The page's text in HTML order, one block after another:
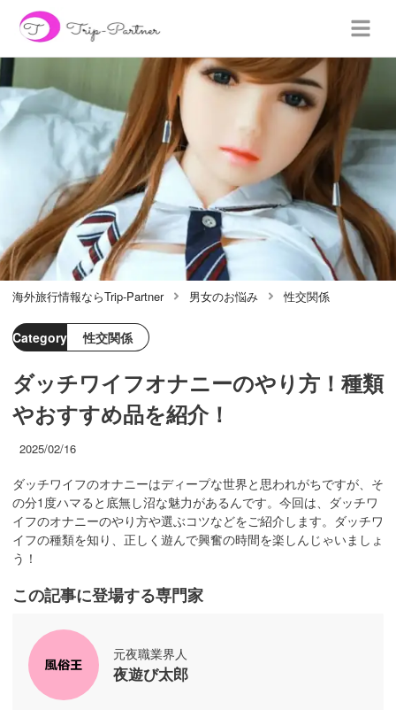
海外旅行情報ならTrip-Partner 男女のお悩み 性交関係
Category 性交関係
ダッチワイフオナニーのやり方！種類
やおすすめ品を紹介！
2025/02/16
ダッチワイフのオナニーはディープな世界と思われがちですが、そ
の分1度ハマると底無し沼な魅力があるんです。今回は、ダッチワ
イフのオナニーのやり方や選ぶコツなどをご紹介します。ダッチワ
イフの種類を知り、正しく遊んで興奮の時間を楽しんじゃいましょ
う！
この記事に登場する専門家
元夜職業界人
夜遊び太郎